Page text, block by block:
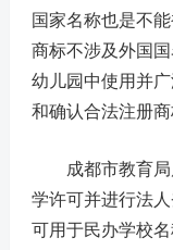
国家名称也是不
商标不涉及外国
幼儿园中使用并
和确认合法注册
成都市教育局后
学许可并进行法
可用于民办学校